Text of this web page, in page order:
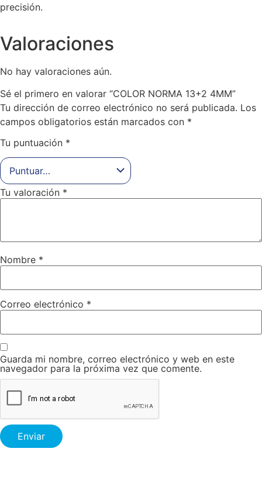
precisión.
Valoraciones
No hay valoraciones aún.
Sé el primero en valorar “COLOR NORMA 13+2 4MM”
Tu dirección de correo electrónico no será publicada. Los
campos obligatorios están marcados con *
Tu puntuación *
Tu valoración *
Nombre *
Correo electrónico *
Guarda mi nombre, correo electrónico y web en este
navegador para la próxima vez que comente.